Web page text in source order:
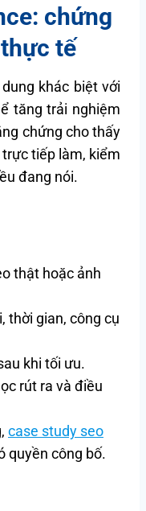
chứng
tế
khác biệt với
tăng trải nghiệm
chứng cho thấy
tiếp làm, kiểm
đang nói.
thật hoặc ảnh
thời gian, công cụ
khi tối ưu.
rút ra và điều
case study seo
quyền công bố.